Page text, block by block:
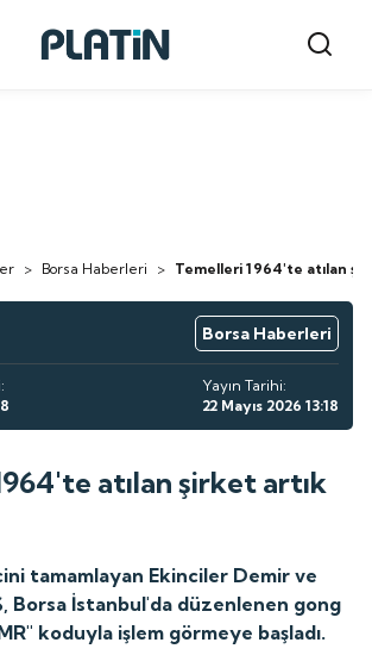
> Borsa Haberleri > Temelleri 1964'te atılan
Borsa Haberleri
Yayın Tarihi:
22 Mayıs 2026 13:18
atılan şirket artık
tamamlayan Ekinciler Demir ve
Borsa İstanbul'da düzenlenen gong
koduyla işlem görmeye başladı.